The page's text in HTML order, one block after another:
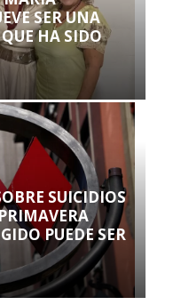
SER UNA
HA SIDO
SUICIDIOS
PUEDE SER